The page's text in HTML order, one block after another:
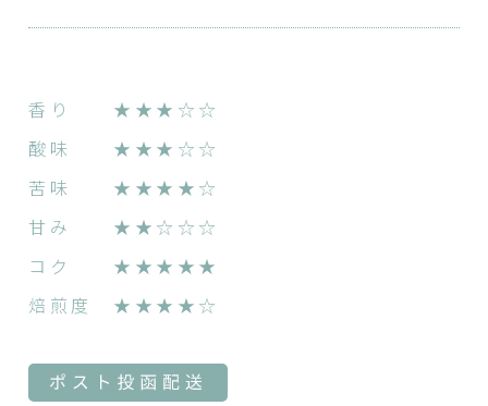
香り ★★★☆☆
酸味 ★★★☆☆
苦味 ★★★★☆
甘み ★★☆☆☆
コク ★★★★★
焙煎度 ★★★★☆